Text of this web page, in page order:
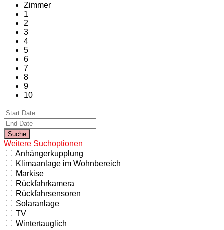
Zimmer
1
2
3
4
5
6
7
8
9
10
Weitere Suchoptionen
Anhängerkupplung
Klimaanlage im Wohnbereich
Markise
Rückfahrkamera
Rückfahrsensoren
Solaranlage
TV
Wintertauglich